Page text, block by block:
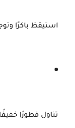
استيقظ باكرًا
تناول فطورًا خفيفًا